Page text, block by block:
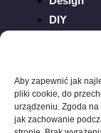
Aby zapewnić jak
pliki cookie, do
urządzeniu. Zgoda
jak zachowanie
DIY
Porady
Sztuka
Trendy